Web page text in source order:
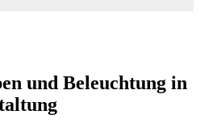
und Beleuchtung in